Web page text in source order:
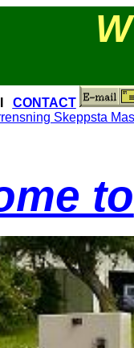
CONTACT
Skeppsta
to